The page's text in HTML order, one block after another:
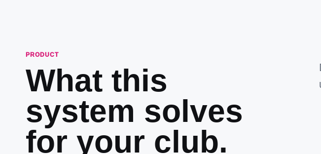
PRODUCT
What this
system solves
for your club.